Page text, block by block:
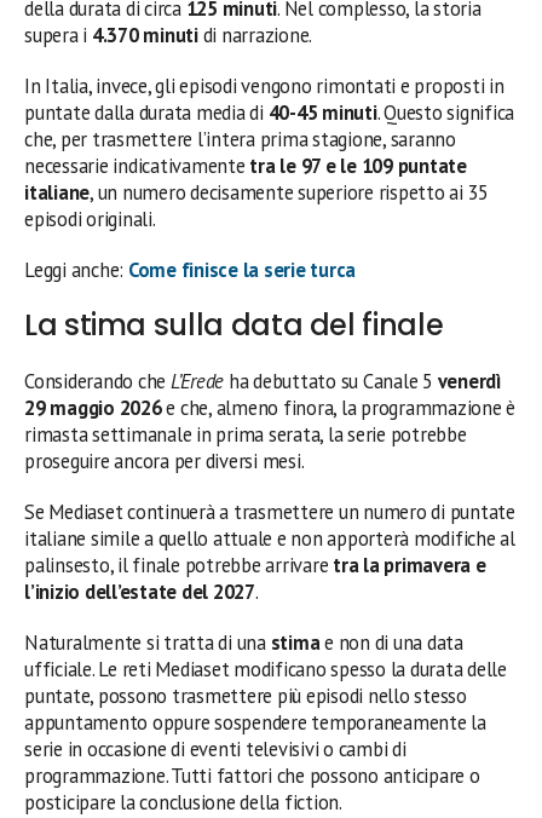
della durata di circa 125 minuti. Nel complesso, la storia
supera i 4.370 minutidi narrazione.
In Italia, invece, gli episodi vengono rimontati e proposti in
puntate dalla durata media di 40-45 minuti. Questo significa
che, per trasmettere l’intera prima stagione, saranno
necessarie indicativamente tra le 97 e le 109 puntate
italiane, un numero decisamente superiore rispetto ai 35
episodi originali.
Leggi anche: Come finisce la serie turca
La stima sulla data del finale
Considerando che L’Erede ha debuttato su Canale 5 venerdì
29 maggio 2026e che, almeno finora, la programmazione è
rimasta settimanale in prima serata, la serie potrebbe
proseguire ancora per diversi mesi.
Se Mediaset continuerà a trasmettere un numero di puntate
italiane simile a quello attuale e non apporterà modifiche al
palinsesto, il finale potrebbe arrivare tra la primavera e
l’inizio dell’estate del 2027.
Naturalmente si tratta di una stimae non di una data
ufficiale. Le reti Mediaset modificano spesso la durata delle
puntate, possono trasmettere più episodi nello stesso
appuntamento oppure sospendere temporaneamente la
serie in occasione di eventi televisivi o cambi di
programmazione. Tutti fattori che possono anticipare o
posticipare la conclusione della fiction.